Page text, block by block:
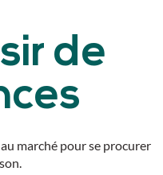
de
marché pour se procurer